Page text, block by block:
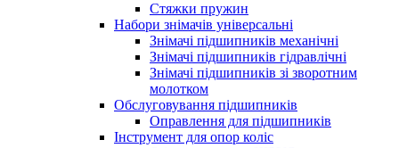
Стяжки пружин
Набори знімачів універсальні
Знімачі підшипників механічні
Знімачі підшипників гідравлічні
Знімачі підшипників зі зворотним
молотком
Обслуговування підшипників
Оправлення для підшипників
Інструмент для опор коліс